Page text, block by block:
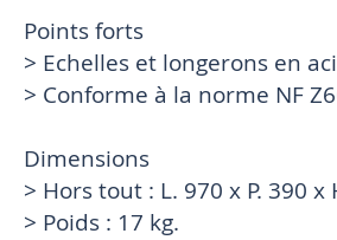
Points forts
> Echelles et longerons en
> Conforme à la norme NF
Dimensions
> Hors tout : L. 970 x P. 390 x
> Poids : 17 kg.